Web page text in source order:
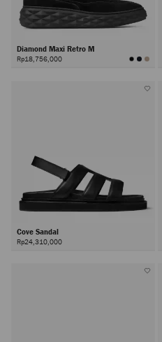
Diamond Maxi Retro M
Rp18,756,000
Cove Sandal
Rp24,310,000